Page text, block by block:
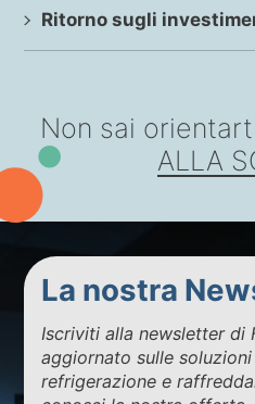
Ritorno sugli
Non sai
ALLA
La nostra
Iscriviti alla newsletter di
aggiornato sulle
refrigerazione e